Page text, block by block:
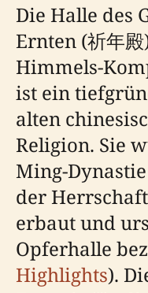
Die Halle des
Ernten (祈年
Himmels-
ist ein
alten
Religion. Sie
Ming-
der
erbaut und
Opferhalle
Highlights).